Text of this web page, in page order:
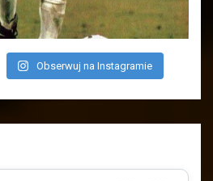
Obserwuj na Instagramie